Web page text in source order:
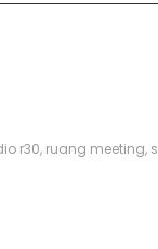
r30, ruang meeting,